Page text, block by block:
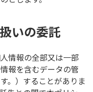
いの委託
情報の全部又は一部
報を含むデータの管
。）することがありま